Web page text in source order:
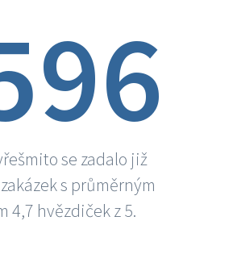
se zadalo již
s průměrným
4,7 hvězdiček z 5.